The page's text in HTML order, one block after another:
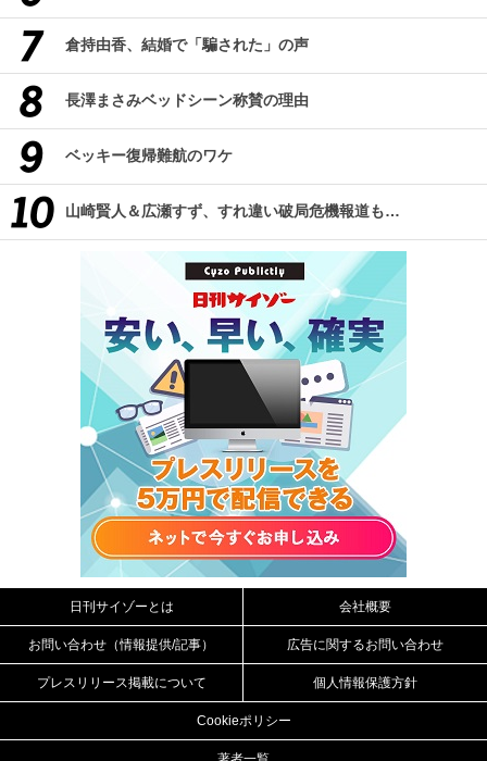
倉持由香、結婚で「騙された」の声
長澤まさみベッドシーン称賛の理由
ベッキー復帰難航のワケ
山崎賢人＆広瀬すず、すれ違い破局危機報道も…
日刊サイゾーとは 会社概要
お問い合わせ（情報提供/記事） 広告に関するお問い合わせ
プレスリリース掲載について 個人情報保護方針
Cookieポリシー